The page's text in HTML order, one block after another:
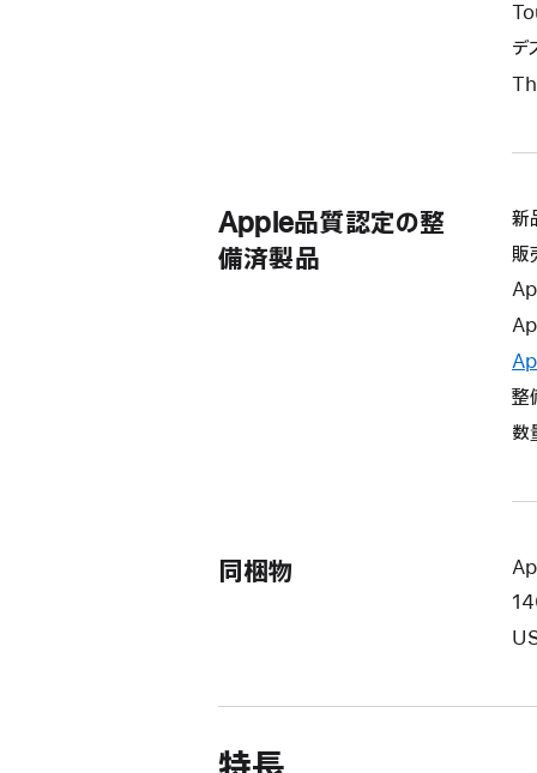
デ
Apple品質認定の整
備済製品
新
販
整
数
同梱物